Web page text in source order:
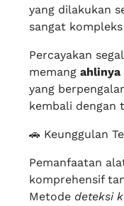
yang dilakukan
sangat
Percayakan
memang
yang
kembali dengan
🚗 Keunggulan
Pemanfaatan
komprehensif
Metode deteksi